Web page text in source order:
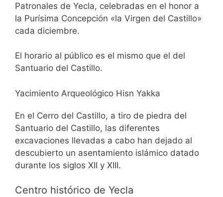
Patronales de Yecla, celebradas en el honor a
la Purísima Concepción «la Virgen del Castillo»
cada diciembre.
El horario al público es el mismo que el del
Santuario del Castillo.
Yacimiento Arqueológico Hisn Yakka
En el Cerro del Castillo, a tiro de piedra del
Santuario del Castillo, las diferentes
excavaciones llevadas a cabo han dejado al
descubierto un asentamiento islámico datado
durante los siglos XII y XIII.
Centro histórico de Yecla